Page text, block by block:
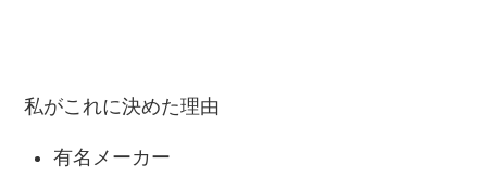
私がこれに決めた理由
有名メーカー